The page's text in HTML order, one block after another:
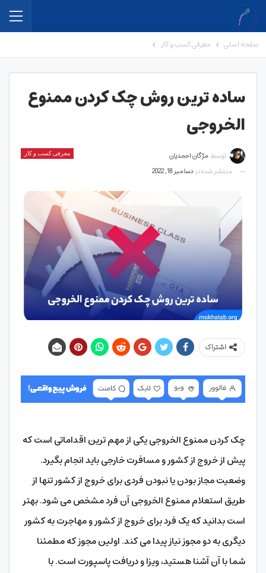
صفحه اصلی معرفی کسب و کار
ساده ترین روش چک کردن ممنوع
الخروجی
معرفی کسب و کار توسط مژگان احمدیان
منتشر شده در دسامبر 18, 2022
اشتراک
چک کردن ممنوع الخروجی یکی از مهم ترین اقداماتی است که
پیش از خروج از کشور و مسافرت خارجی باید انجام بگیرد.
وضعیت مجاز بودن یا نبودن فردی برای خروج از کشور تنها از
طریق استعلام ممنوع الخروجی آن فرد مشخص می شود. بهتر
است بدانید که یک فرد برای خروج از کشور و مهاجرت به کشور
دیگری به دو مجوز نیاز پیدا می کند. اولین مجوز که مطمئنا
شما با آن آشنا هستید، ویزا و دریافت پاسپورت است. با